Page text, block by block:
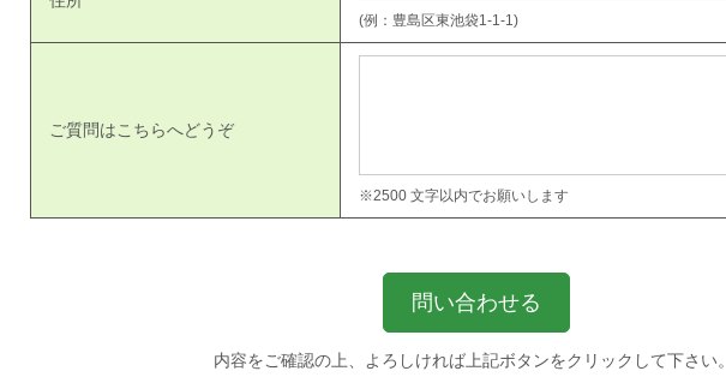
(例：豊島区東池袋1-1-1)
ご質問はこちらへどうぞ
※2500 文字以内でお願いします
内容をご確認の上、よろしければ上記ボタンをクリックして下さい。